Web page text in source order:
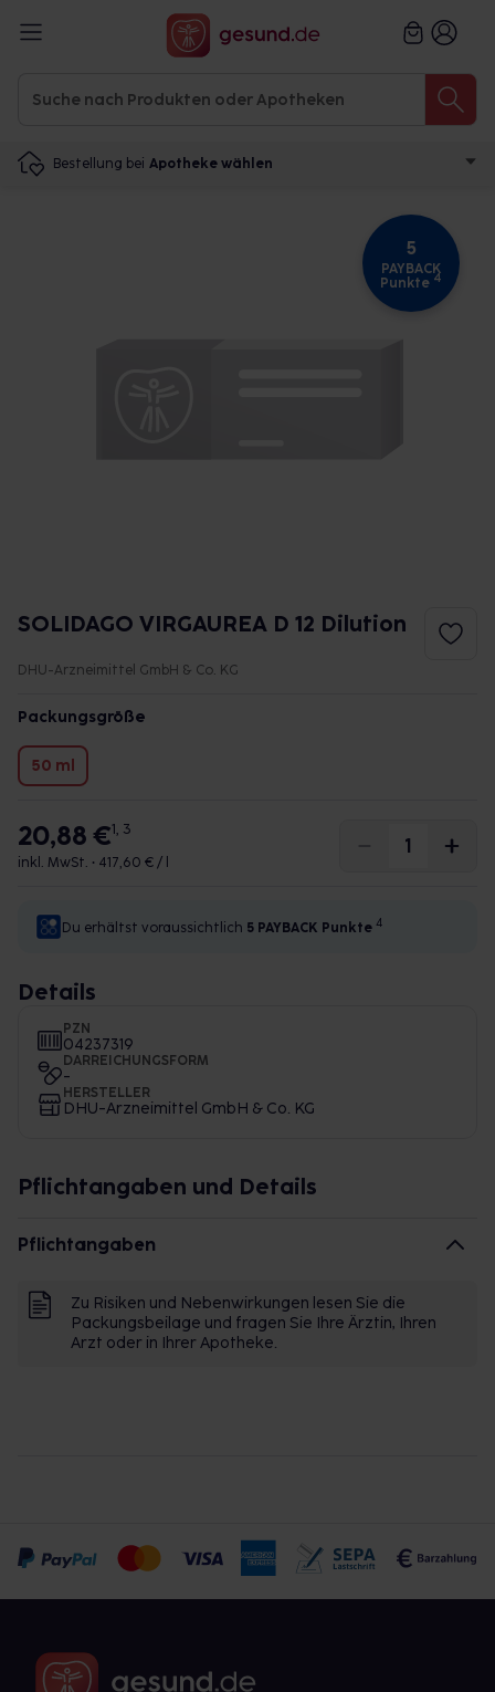
Bestellung bei Apotheke wählen
5
PAYBACK
Punkte 4
SOLIDAGO VIRGAUREA D 12 Dilution
DHU-Arzneimittel GmbH & Co. KG
Packungsgröße
50 ml
20,88 €1, 3
inkl. MwSt. • 417,60 € / l
Du erhältst voraussichtlich 5 PAYBACK Punkte 4
Details
PZN
04237319
DARREICHUNGSFORM
-
HERSTELLER
DHU-Arzneimittel GmbH & Co. KG
Pflichtangaben und Details
Pflichtangaben
Zu Risiken und Nebenwirkungen lesen Sie die
Packungsbeilage und fragen Sie Ihre Ärztin, Ihren
Arzt oder in Ihrer Apotheke.